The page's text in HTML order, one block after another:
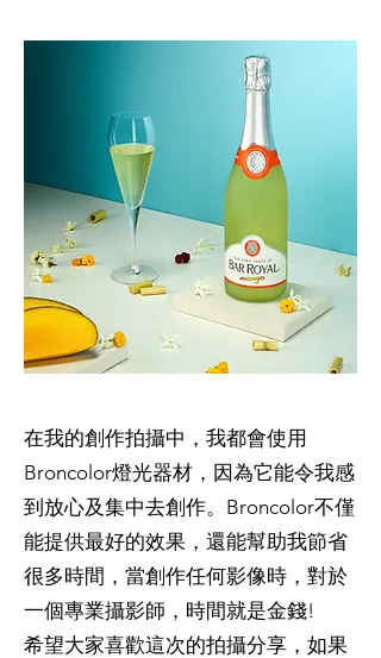
在我的創作拍攝中，我都會使用
Broncolor燈光器材，因為它能令我感
到放心及集中去創作。Broncolor不僅
能提供最好的效果，還能幫助我節省
很多時間，當創作任何影像時，對於
一個專業攝影師，時間就是金錢!
希望大家喜歡這次的拍攝分享，如果